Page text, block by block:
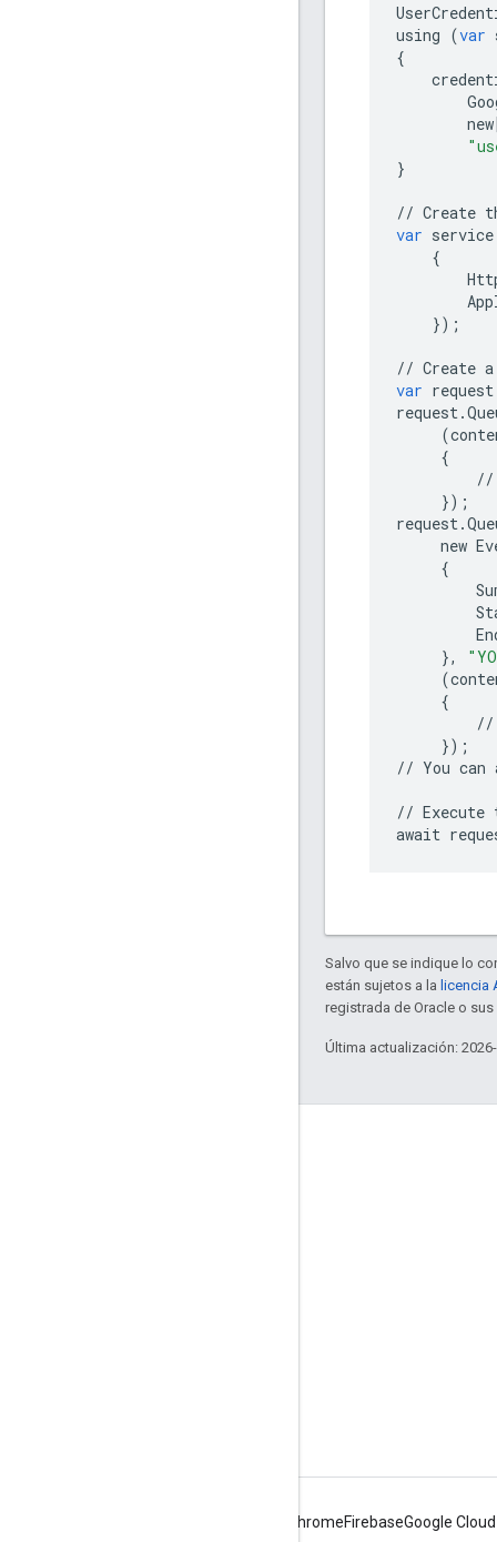
using (var
{
new
}
// Create
var service
{
});
// Create a
var request
request.
(
{
//
});
request.
new
{
},
(
{
//
});
// You can
// Execute
await
Salvo que se indique lo
están sujetos a la licencia
registrada de Oracle o
Última actualización:
ChromeFirebaseGoogle